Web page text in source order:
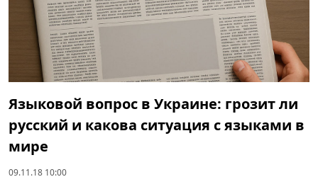
Языковой вопрос в Украине: грозит ли
русский и какова ситуация с языками в
мире
09.11.18 10:00